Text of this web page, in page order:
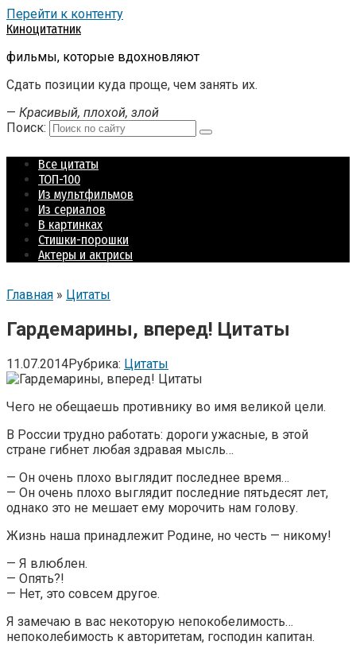
Перейти к контенту
Киноцитатник
фильмы, которые вдохновляют
Сдать позиции куда проще, чем занять их.
— Красивый, плохой, злой
Поиск:
Все цитаты
ТОП-100
Из мультфильмов
Из сериалов
В картинках
Стишки-порошки
Актеры и актрисы
Главная » Цитаты
Гардемарины, вперед! Цитаты
11.07.2014Рубрика: Цитаты
Чего не обещаешь противнику во имя великой цели.
В России трудно работать: дороги ужасные, в этой
стране гибнет любая здравая мысль…
— Он очень плохо выглядит последнее время…
— Он очень плохо выглядит последние пятьдесят лет,
однако это не мешает ему морочить нам голову.
Жизнь наша принадлежит Родине, но честь — никому!
— Я влюблен.
— Опять?!
— Нет, это совсем другое.
Я замечаю в вас некоторую непокобелимость…
непоколебимость к авторитетам, господин капитан.